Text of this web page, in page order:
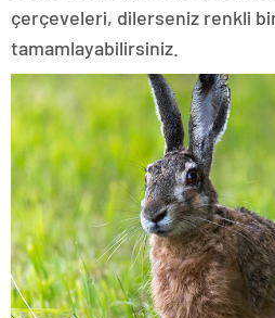
çerçeveleri, dilerseniz renkli
tamamlayabilirsiniz.